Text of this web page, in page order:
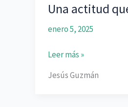
Una actitud
enero 5, 2025
Una
que
Leer más »
Jesús Guzmán